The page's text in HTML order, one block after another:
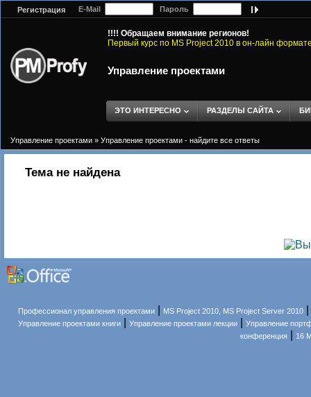
Регистрация E-Mail Пароль
!!!! Обращаем внимание регионов!
Первый курс по MS Project 2010 в он-лайн
Управление проектами
ЭТО ИНТЕРЕСНО РАЗДЕЛЫ САЙТА
Управление проектами » Управление проектами - найдите все ответы
Тема не найдена
Профессионал управления проектами MS Project 2010, MS Project Server 2010
Управление проектами книги Управление проектами лекции
Управление
конференция
16